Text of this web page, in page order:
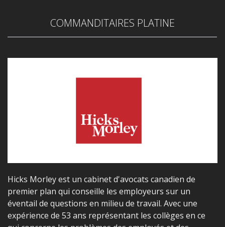
COMMANDITAIRES PLATINE
Hicks Morley est un cabinet d'avocats canadien de
premier plan qui conseille les employeurs sur un
éventail de questions en milieu de travail. Avec une
expérience de 53 ans représentant les collèges en ce